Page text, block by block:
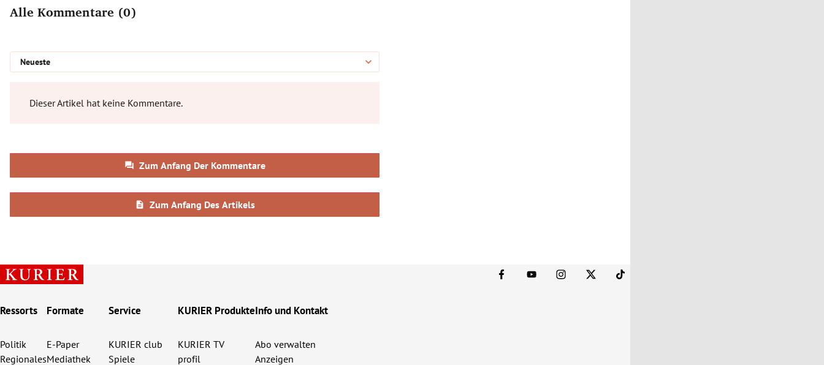
Ressorts
Politik
Regionales
Formate
E-Paper
Mediathek
Service
KURIER club
Spiele
KURIER Produkte
KURIER TV
profil
Info und Kontakt
Abo verwalten
Anzeigen